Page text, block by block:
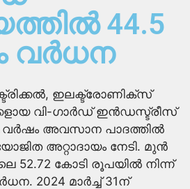
44.5
വര്‍ധന
ഇലക്ട്രോണിക്സ്
വി-ഗാര്‍ഡ് ഇന്‍ഡസ്ട്രീസ്
വര്‍ഷം അവസാന പാദത്തില്‍
അറ്റാദായം നേടി. മുൻ
52.72 കോടി രൂപയിൽ നിന്ന്
2024 മാർച്ച് 31ന്